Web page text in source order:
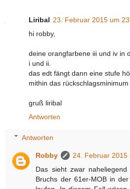
Liribal 23. Februar 2015 um
hi robby,
deine orangfarbene iii und iv in
i und ii.
das edt fängt dann eine stufe
mithin das
gruß liribal
Antworten
Antworten
Robby
24. Februar 2015
Das sieht zwar
Bruchs der 61er-MOB in